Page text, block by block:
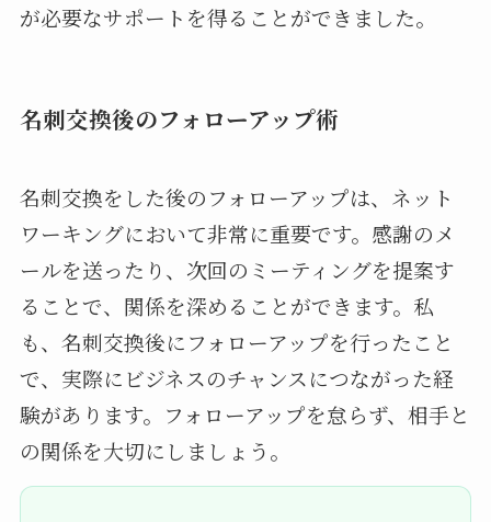
が必要なサポートを得ることができました。
名刺交換後のフォローアップ術
名刺交換をした後のフォローアップは、ネット
ワーキングにおいて非常に重要です。感謝のメ
ールを送ったり、次回のミーティングを提案す
ることで、関係を深めることができます。私
も、名刺交換後にフォローアップを行ったこと
で、実際にビジネスのチャンスにつながった経
験があります。フォローアップを怠らず、相手と
の関係を大切にしましょう。